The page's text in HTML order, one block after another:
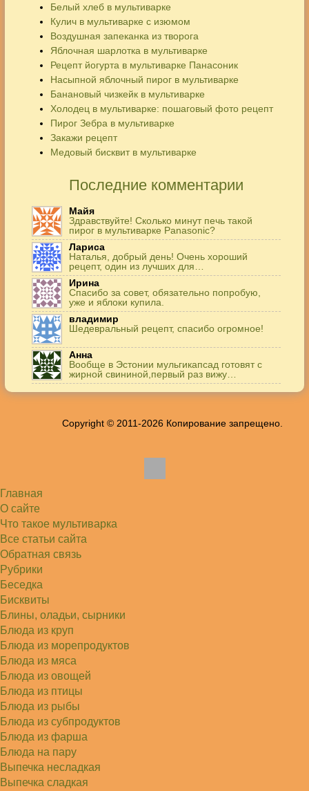
Белый хлеб в мультиварке
Кулич в мультиварке с изюмом
Воздушная запеканка из творога
Яблочная шарлотка в мультиварке
Рецепт йогурта в мультиварке Панасоник
Насыпной яблочный пирог в мультиварке
Банановый чизкейк в мультиварке
Холодец в мультиварке: пошаговый фото рецепт
Пирог Зебра в мультиварке
Закажи рецепт
Медовый бисквит в мультиварке
Последние комментарии
Майя
Здравствуйте! Сколько минут печь такой
пирог в мультиварке Panasonic?
Лариса
Наталья, добрый день! Очень хороший
рецепт, один из лучших для…
Ирина
Спасибо за совет, обязательно попробую,
уже и яблоки купила.
владимир
Шедевральный рецепт, спасибо огромное!
Анна
Вообще в Эстонии мульгикапсад готовят с
жирной свининой,первый раз вижу…
Игорь
Жанна
и сырую курочку, и…
Света
Советую простой рецепт как готовили наши
бабушки, на 5 минут…
Copyright © 2011-2026 Копирование запрещено.
Главная
О сайте
Что такое мультиварка
Все статьи сайта
Обратная связь
Рубрики
Беседка
Бисквиты
Блины, оладьи, сырники
Блюда из круп
Блюда из морепродуктов
Блюда из мяса
Блюда из овощей
Блюда из птицы
Блюда из рыбы
Блюда из субпродуктов
Блюда из фарша
Блюда на пару
Выпечка несладкая
Выпечка сладкая